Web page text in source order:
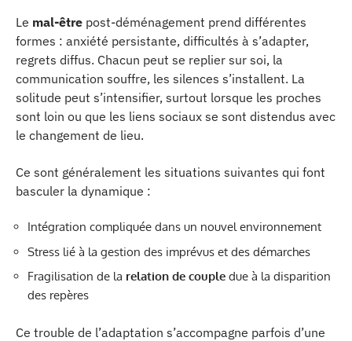
Le mal-être post-déménagement prend différentes
formes : anxiété persistante, difficultés à s’adapter,
regrets diffus. Chacun peut se replier sur soi, la
communication souffre, les silences s’installent. La
solitude peut s’intensifier, surtout lorsque les proches
sont loin ou que les liens sociaux se sont distendus avec
le changement de lieu.
Ce sont généralement les situations suivantes qui font
basculer la dynamique :
Intégration compliquée dans un nouvel environnement
Stress lié à la gestion des imprévus et des démarches
Fragilisation de la relation de couple due à la disparition
des repères
Ce trouble de l’adaptation s’accompagne parfois d’une